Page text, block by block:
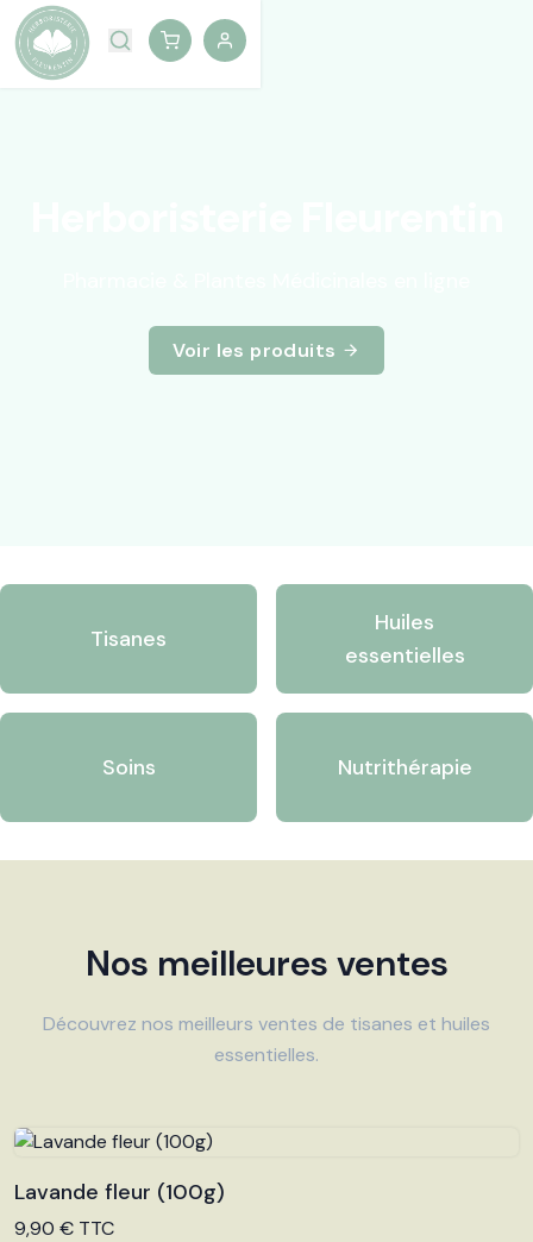
Voir les produits
Tisanes
Huiles
essentielles
Soins Nutrithérapie
Nos meilleures ventes
Découvrez nos meilleurs ventes de tisanes et huiles
essentielles.
Voir le produit
Lavande fleur (100g)
9,90 € TTC